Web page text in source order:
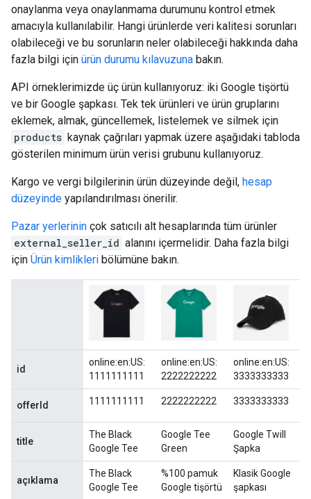
onaylanma veya onaylanmama durumunu kontrol etmek
amacıyla kullanılabilir. Hangi ürünlerde veri kalitesi sorunları
olabileceği ve bu sorunların neler olabileceği hakkında daha
fazla bilgi için ürün durumu kılavuzuna bakın.
API örneklerimizde üç ürün kullanıyoruz: iki Google tişörtü
ve bir Google şapkası. Tek tek ürünleri ve ürün gruplarını
eklemek, almak, güncellemek, listelemek ve silmek için
products kaynak çağrıları yapmak üzere aşağıdaki tabloda
gösterilen minimum ürün verisi grubunu kullanıyoruz.
Kargo ve vergi bilgilerinin ürün düzeyinde değil, hesap
düzeyinde yapılandırılması önerilir.
Pazar yerlerinin çok satıcılı alt hesaplarında tüm ürünler
external_seller_id alanını içermelidir. Daha fazla bilgi
için Ürün kimlikleri bölümüne bakın.
id
online:en:US:
1111111111
online:en:US:
2222222222
online:en:US:
3333333333
offerId 1111111111 2222222222 3333333333
title
The Black
Google Tee
Google Tee
Green
Google Twill
Şapka
açıklama
The Black
Google Tee
%100 pamuk
Google tişörtü
Klasik Google
şapkası